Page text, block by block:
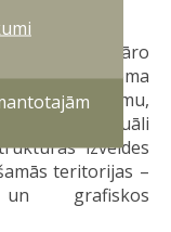
militāro
pieņēma
likumu,
konceptuāli
izveides
teritorijas –
un grafiskos